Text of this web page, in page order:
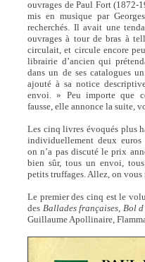
ouvrages de Paul Fort (1872-
mis en musique par
recherchés. Il avait une
ouvrages à tour de bras à
circulait, et circule encore
librairie d’ancien qui
dans un de ses catalogues
ajouté à sa notice
envoi. » Peu importe que
fausse, elle annonce la suite,
Les cinq livres évoqués plus
individuellement deux euros
on n’a pas discuté le prix
bien sûr, tous un envoi,
petits truffages. Allez, on vous
Le premier des cinq est le
des Ballades françaises, Bol
Guillaume Apollinaire,